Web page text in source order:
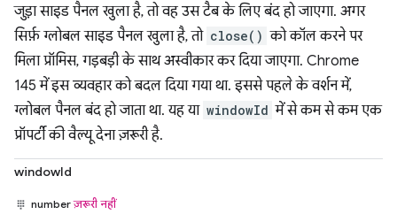
जुड़ा साइड पैनल खुला है, तो वह उस टैब के लिए बंद हो जाएगा. अगर
सिर्फ़ ग्लोबल साइड पैनल खुला है, तो close() को कॉल करने पर
मिला प्रॉमिस, गड़बड़ी के साथ अस्वीकार कर दिया जाएगा. Chrome
145 में इस व्यवहार को बदल दिया गया था. इससे पहले के वर्शन में,
ग्लोबल पैनल बंद हो जाता था. यह या windowId में से कम से कम एक
प्रॉपर्टी की वैल्यू देना ज़रूरी है.
windowId
numberज़रूरी नहीं